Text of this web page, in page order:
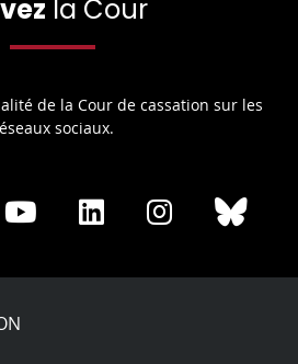
la Cour
de la Cour de cassation sur les
sociaux.
Share
Youtube
Share
LinkedIn
Share
Instagram